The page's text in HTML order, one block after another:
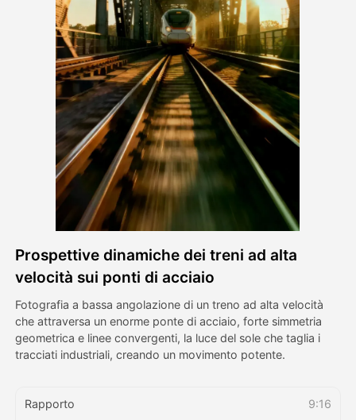
Video di Avatar
Video di AI
Foto
Altri strumenti
Vedi tutti i modelli
Galleria
Blog
Prezzi
Prospettive dinamiche dei treni ad alta
velocità sui ponti di acciaio
Fotografia a bassa angolazione di un treno ad alta velocità
che attraversa un enorme ponte di acciaio, forte simmetria
geometrica e linee convergenti, la luce del sole che taglia i
tracciati industriali, creando un movimento potente.
Rapporto
9:16